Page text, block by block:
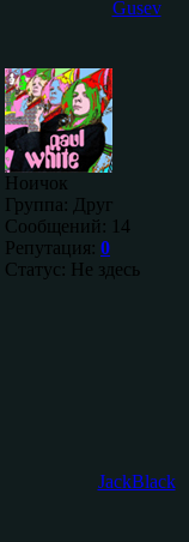
Gusev
Ноичок
Группа: Друг
Сообщений: 14
Репутация: 0
Статус: Не здесь
JackBlack